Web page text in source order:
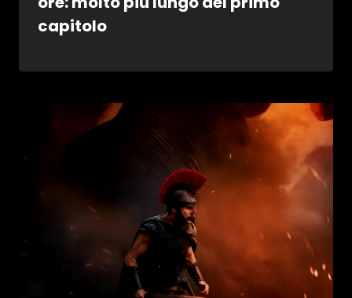
capitolo